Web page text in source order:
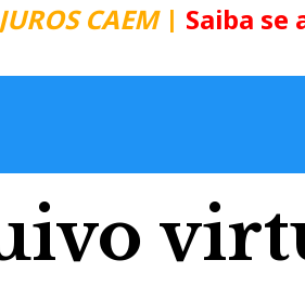
JUROS CAEM| Saiba se